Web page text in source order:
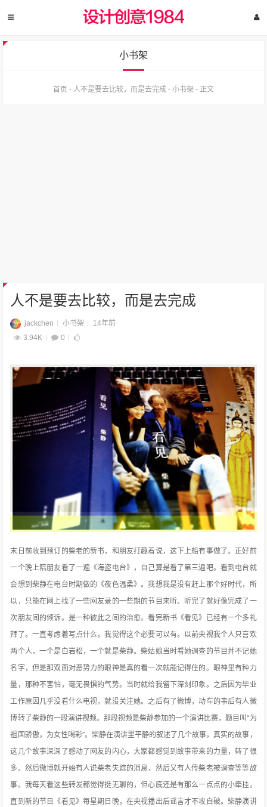
小书架
首页 - 人不是要去比较，而是去完成 - 小书架 - 正文
人不是要去比较，而是去完成
jackchen 小书架
14年前
3.94K
0
末日前收到预订的柴老的新书，和朋友打趣着说，这下上船有事做了。正好前
一个晚上陪朋友看了一遍《海盗电台》，自己算是看了第三遍吧。看到电台就
会想到柴静在电台时期做的《夜色温柔》。我想我是没有赶上那个好时代，所
以，只能在网上找了一些网友录的一些期的节目来听。听完了就好像完成了一
次朋友间的倾诉。是一种彼此之间的治愈。看完新书《看见》已经有一个多礼
拜了。一直考虑着写点什么，我觉得这个必要可以有。以前央视我个人只喜欢
两个人，一个是白岩松，一个就是柴静。柴姑娘当时看她调查的节目并不记她
名字，但是那双面对恶势力的眼神是真的看一次就能记得住的。眼神里有种力
量，那种不害怕，毫无畏惧的气势。当时就给我留下深刻印象。之后因为毕业
工作原因几乎没看什么电视，就没关注她。之后有了微博，动车的事后有人微
博转了柴静的一段演讲视频。那段视频是柴静参加的一个演讲比赛，题目叫“为
祖国骄傲，为女性喝彩”。柴静在演讲里平静的叙述了几个故事，真实的故事，
这几个故事深深了感动了网友的内心，大家都感觉到故事带来的力量，转了很
多。然后微博就开始有人说柴老失踪的消息，然后又有人传柴老被调查等等故
事。我每天看这些转发都觉得挺无聊的，但心底还是有那么一点点的小牵挂。
直到新的节目《看见》每星期日晚，在央视播出后谣言才不攻自破。柴静演讲